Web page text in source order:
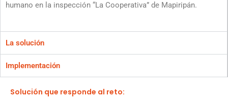
humano en la inspección “La Cooperativa” de Mapiripán.
La solución
Implementación
Solución que responde al reto: